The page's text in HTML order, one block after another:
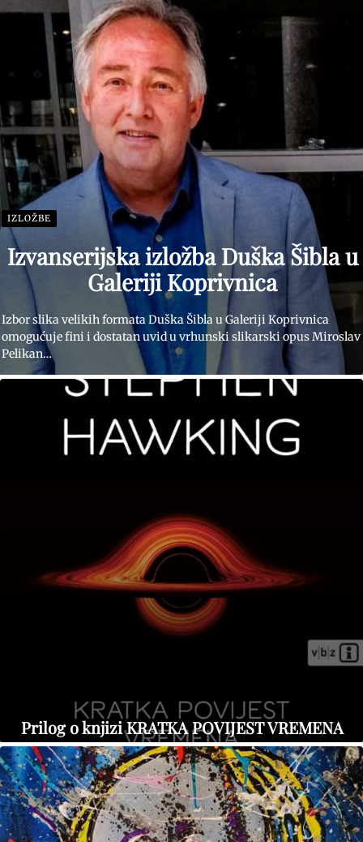
IZLOŽBE
Izvanserijska izložba Duška Šibla u
Galeriji Koprivnica
Izbor slika velikih formata Duška Šibla u Galeriji Koprivnica
omogućuje fini i dostatan uvid u vrhunski slikarski opus Miroslav
Pelikan…
Prilog o knjizi KRATKA POVIJEST VREMENA